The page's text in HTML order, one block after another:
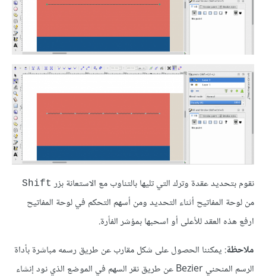
نقوم بتحديد عقدة وترك التي تليها بالتناوب مع الاستعانة بزر Shift
من لوحة المفاتيح أثناء التحديد ومن أسهم التحكم في لوحة المفاتيح
ارفع هذه العقد للأعلى أو اسحبها بمؤشر الفأرة.
ملاحظة: يمكننا الحصول على شكل مقارب عن طريق رسمه مباشرة بأداة
الرسم المنحني Bezier عن طريق نقر السهم في الموضع الذي نود إنشاء